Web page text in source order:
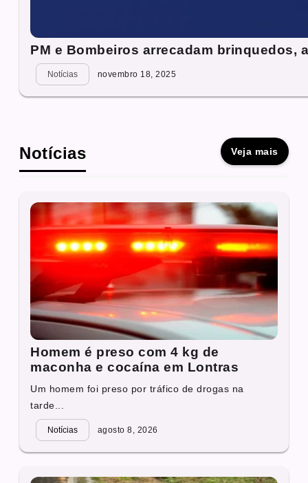
PM e Bombeiros arrecadam brinquedos,
Notícias novembro 18, 2025
Notícias Veja mais
Homem é preso com 4 kg de
maconha e cocaína em Lontras
Um homem foi preso por tráfico de drogas na
tarde...
Notícias agosto 8, 2026